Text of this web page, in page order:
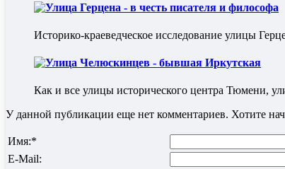
Улица Герцена - в честь писателя и философа
Историко-краеведческое исследование улицы
Улица Челюскинцев - бывшая Иркутская
Как и все улицы исторического центра Тюмени,
У данной публикации еще нет комментариев. Хотите
Имя:*
E-Mail: